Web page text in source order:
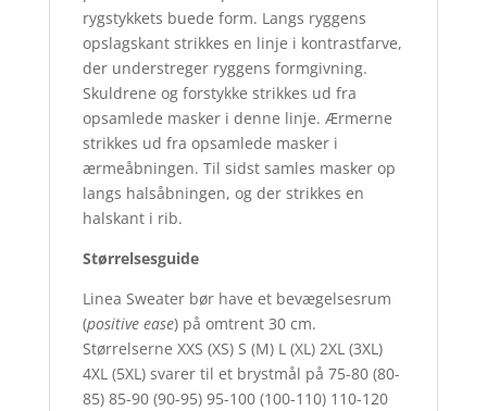
rygstykkets buede form. Langs ryggens
opslagskant strikkes en linje i kontrastfarve,
der understreger ryggens formgivning.
Skuldrene og forstykke strikkes ud fra
opsamlede masker i denne linje. Ærmerne
strikkes ud fra opsamlede masker i
ærmeåbningen. Til sidst samles masker op
langs halsåbningen, og der strikkes en
halskant i rib.
Størrelsesguide
Linea Sweater bør have et bevægelsesrum
(positive ease) på omtrent 30 cm.
Størrelserne XXS (XS) S (M) L (XL) 2XL (3XL)
4XL (5XL) svarer til et brystmål på 75-80 (80-
85) 85-90 (90-95) 95-100 (100-110) 110-120